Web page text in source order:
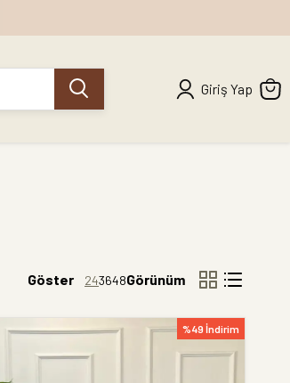
Giriş Yap
Göster 243648Görünüm
%49 İndirim